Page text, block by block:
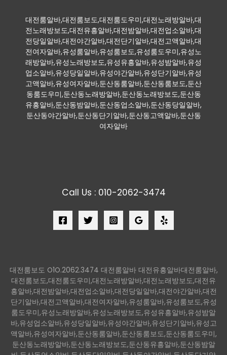
대전룸알바,대전룸보도,대전룸도우미,대전노래방알바,대
전노래방보도,대전유흥알바,대전밤알바,대전업소알바,대
전당일알바,대전야간알바,대전단기알바,대전고액알바,대
전여자알바,유성룸알바,유성룸보도,유성룸도우미,유성노
래방알바,유성노래방보도,유성유흥알바,유성밤알바,유성
업소알바,유성당일알바,유성야간알바,유성단기알바,유성
고액알바,유성여자알바,둔산동룸알바,둔산동룸보도,둔산
동룸도우미,둔산동노래방알바,둔산동노래방보도,둔산동
유흥알바,둔산동밤알바,둔산동업소알바,둔산동당일알바,
둔산동야간알바,둔산동단기알바,둔산동고액알바,둔산동
여자알바
Call Us : 010-2062-3474
대전룸보도 O1O.2062.3474 대전룸알바 대전유흥알바대전룸알바,
대전룸보도,대전룸도우미,대전노래방알바,대전노래방보도,대전유
흥알바,대전밤알바,대전업소알바,대전당일알바,대전야간알바,대전
단기알바,대전고액알바,대전여자알바,유성룸알바,유성룸보도,유성
룸도우미,유성노래방알바,유성노래방보도,유성유흥알바,유성밤알
바,유성업소알바,유성당일알바,유성야간알바,유성단기알바,유성고
액알바,유성여자알바,둔산동룸알바,둔산동룸보도,둔산동룸도우미,
둔산동노래방알바,둔산동노래방보도,둔산동유흥알바,둔산동밤알